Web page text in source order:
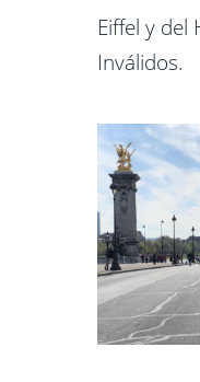
Eiffel y del
Inválidos.